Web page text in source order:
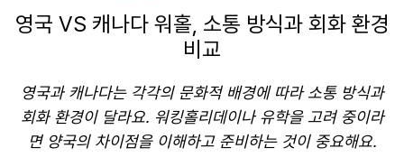
영국 VS 캐나다 워홀, 소통 방식과 회화 환경
비교
영국과 캐나다는 각각의 문화적 배경에 따라 소통 방식과
회화 환경이 달라요. 워킹홀리데이나 유학을 고려 중이라
면 양국의 차이점을 이해하고 준비하는 것이 중요해요.